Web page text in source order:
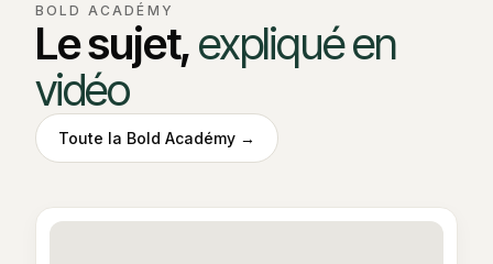
BOLD ACADÉMY
Le sujet,expliqué en
vidéo
Toute la Bold Académy →